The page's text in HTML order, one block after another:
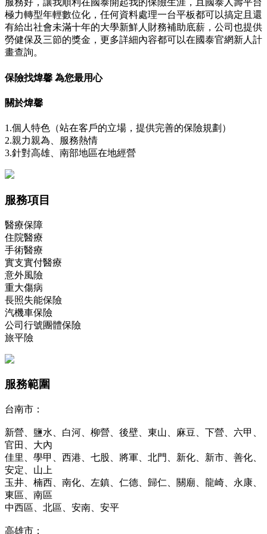
服務好，讓我順利在國泰開起我的保險生涯，且國泰人壽平台
極力轉型年輕數位化，任何資料處理一台平板都可以搞定且還
有給出社會未滿十年的大學新鮮人財務補助底薪，公司也提供
勞健保及三節的獎金，更多詳細內容都可以在國泰官網新人計
畫查詢。
保險找煒馨 為您最用心
關於煒馨
1.個人特色（站在客戶的立場，提供完善的保險規劃）
2.親力親為、服務熱情
3.針對高雄、南部地區在地經營
服務項目
醫療保障
住院醫療
手術醫療
實支實付醫療
意外風險
重大傷病
長照失能保險
汽機車保險
公司行號團體保險
旅平險
服務範圍
台南市：
新營、鹽水、白河、柳營、後壁、東山、麻豆、下營、六甲、
官田、大內
佳里、學甲、西港、七股、將軍、北門、新化、新市、善化、
安定、山上
玉井、楠西、南化、左鎮、仁德、歸仁、關廟、龍崎、永康、
東區、南區
中西區、北區、安南、安平
高雄市：